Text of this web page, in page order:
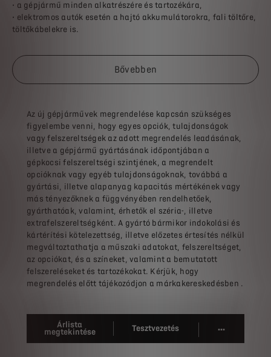
• a gépjármű minden alkatrészére és tartozékára,
• elektromos autók esetén a hajtó akkumulátorokra, fali töltőre,
töltőkábelekre is.
Bővebben
Az új gépjárművek megrendelése kapcsán szükséges
figyelembe venni, hogy egyes opciók, tulajdonságok
vagy felszereltségek az adott megrendelés leadásának,
illetve a gépjármű gyártásának időpontjában a
gépkocsi felszereltségi szintjének, a megrendelt
opcióknak vagy egyéb tulajdonságoknak, továbbá a
gyártási, illetve alapanyag kapacitás mértékének vagy
más tényezőknek a függvényében rendelhetőek,
gyárthatóak, valamint, érhetők el széria-, illetve
extrafelszereltségként. A gyártó bármikor indokolási és
kártérítési kötelezettség, illetve előzetes értesítés nélkül
megváltoztathatja a műszaki adatokat, felszereltséget,
az opciókat, és a színeket, valamint a bemutatott
felszereléseket és tartozékokat. Kérjük, hogy
megrendelés előtt tájékozódjon a márkakereskedésben .
Árlista
megtekintése
Tesztvezetés ...